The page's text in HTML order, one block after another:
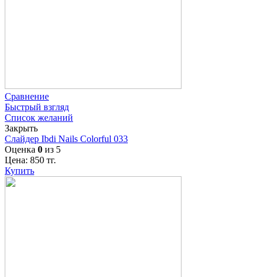
Сравнение
Быстрый взгляд
Список желаний
Закрыть
Слайдер Ibdi Nails Colorful 033
Оценка 0 из 5
Цена: 850 тг.
Купить